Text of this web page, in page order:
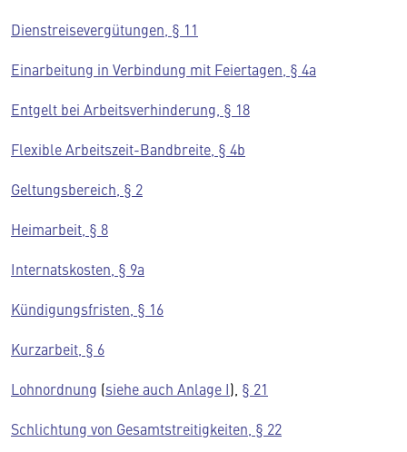
Dienstreisevergütungen, § 11
Einarbeitung in Verbindung mit Feiertagen, § 4a
Entgelt bei Arbeitsverhinderung, § 18
Flexible Arbeitszeit-Bandbreite, § 4b
Geltungsbereich, § 2
Heimarbeit, § 8
Internatskosten, § 9a
Kündigungsfristen, § 16
Kurzarbeit, § 6
Lohnordnung (siehe auch Anlage I), § 21
Schlichtung von Gesamtstreitigkeiten, § 22